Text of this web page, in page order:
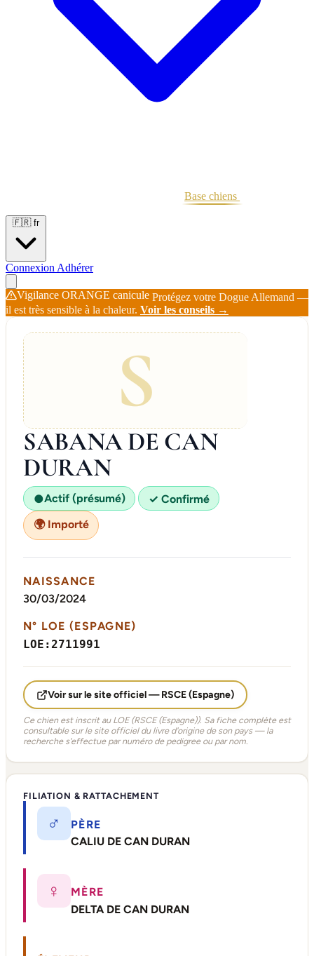
Base chiens
🇫🇷 fr
Connexion Adhérer
Vigilance ORANGE canicule Protégez votre Dogue Allemand —
il est très sensible à la chaleur. Voir les conseils →
S
SABANA DE CAN
DURAN
●Actif (présumé)
✓ Confirmé
🌍 Importé
NAISSANCE
30/03/2024
N° LOE (ESPAGNE)
LOE:2711991
Voir sur le site officiel — RSCE (Espagne)
Ce chien est inscrit au LOE (RSCE (Espagne)). Sa fiche complète est
consultable sur le site officiel du livre d'origine de son pays — la
recherche s'effectue par numéro de pedigree ou par nom.
FILIATION & RATTACHEMENT
♂
PÈRE
CALIU DE CAN DURAN
♀
MÈRE
DELTA DE CAN DURAN